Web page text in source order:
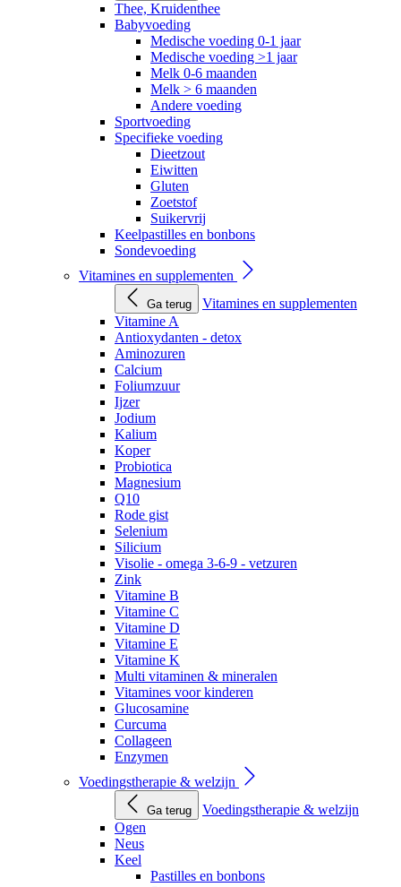
Thee, Kruidenthee
Babyvoeding
Medische voeding 0-1 jaar
Medische voeding >1 jaar
Melk 0-6 maanden
Melk > 6 maanden
Andere voeding
Sportvoeding
Specifieke voeding
Dieetzout
Eiwitten
Gluten
Zoetstof
Suikervrij
Keelpastilles en bonbons
Sondevoeding
Vitamines en supplementen
Ga terug
Vitamines en supplementen
Vitamine A
Antioxydanten - detox
Aminozuren
Calcium
Foliumzuur
Ijzer
Jodium
Kalium
Koper
Probiotica
Magnesium
Q10
Rode gist
Selenium
Silicium
Visolie - omega 3-6-9 - vetzuren
Zink
Vitamine B
Vitamine C
Vitamine D
Vitamine E
Vitamine K
Multi vitaminen & mineralen
Vitamines voor kinderen
Glucosamine
Curcuma
Collageen
Enzymen
Voedingstherapie & welzijn
Ga terug
Voedingstherapie & welzijn
Ogen
Neus
Keel
Pastilles en bonbons